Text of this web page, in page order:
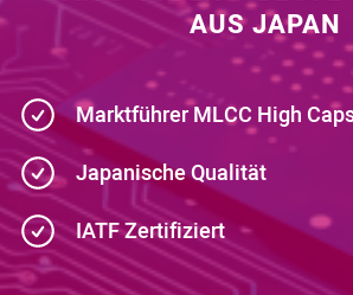
AUS JAPAN
Marktführer MLCC High
Japanische Qualität
IATF Zertifiziert
Unternehmen
Blog
Kontakt